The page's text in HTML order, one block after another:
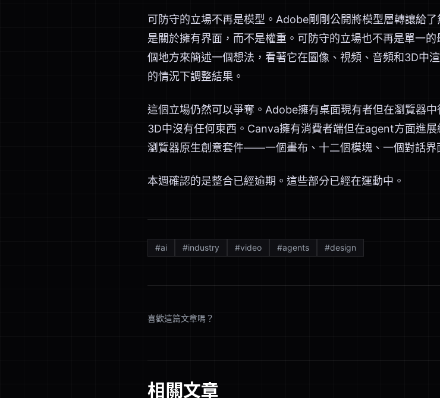
可防守的立場不再是模型。Adobe剛剛公開將模型層轉讓給
是關於擁有界面，而不是權重。可防守的立場也不再是單一
個地方來簡述一個想法，看著它在圖像、視頻、音頻和3D中
的情況下調整結果。
這個立場仍然可以爭奪。Adobe擁有桌面現有者但在瀏覽器
3D中沒有任何東西。Canva擁有消費者端但在agent方面進
瀏覽器原生創意套件——一個畫布、十二個模塊、一個對話
本週確認的是整合已經逾期。這些部分已經在運動中。
#ai #industry #video #agents #design
喜歡這篇文章嗎？
相關文章